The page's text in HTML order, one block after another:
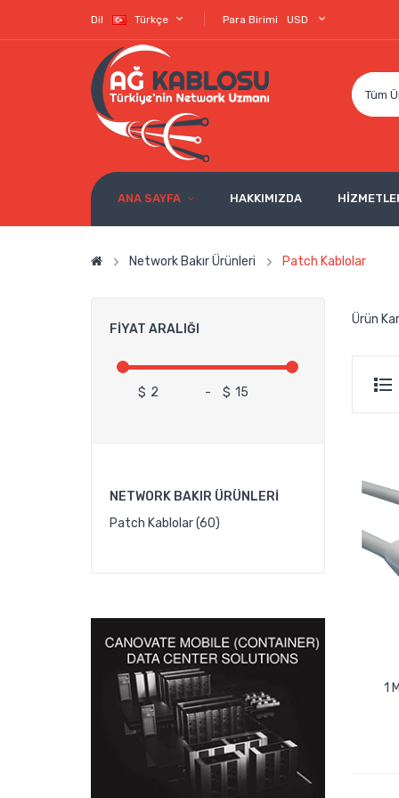
Dil Türkçe Para Birimi USD
Tüm
ANA SAYFA HAKKIMIZDA
Network Bakır Ürünleri Patch Kablolar
FIYAT ARALIĞI
$ - $
NETWORK BAKIR ÜRÜNLERI
Patch Kablolar (60)
Ürün
1